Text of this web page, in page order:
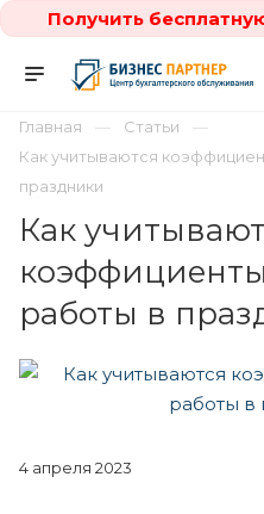
Получить
Главная
Статьи
Как учитываются
праздники
Как
работы в
4 апреля 2023